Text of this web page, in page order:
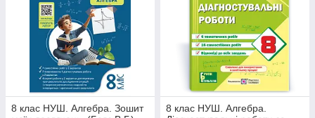
8 клас НУШ. Алгебра. Зошит
8 клас НУШ. Алгебра.